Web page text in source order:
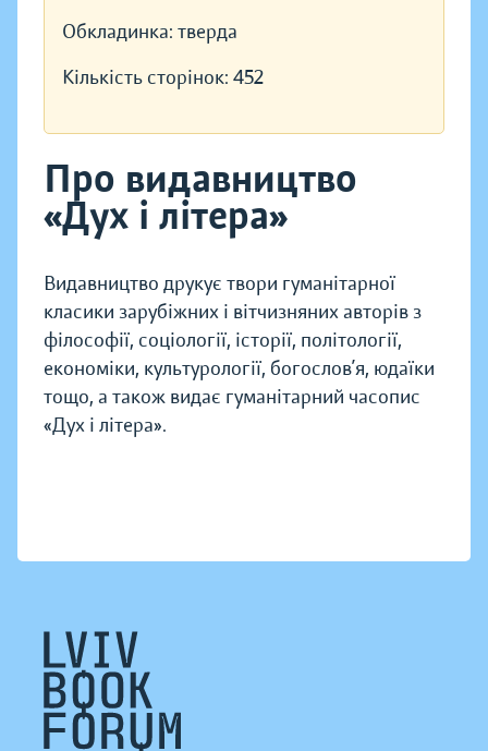
Обкладинка: тверда
Кількість сторінок: 452
Про видавництво
«Дух і літера»
Видавництво друкує твори гуманітарної
класики зарубіжних і вітчизняних авторів з
філософії, соціології, історії, політології,
економіки, культурології, богослов’я, юдаїки
тощо, а також видає гуманітарний часопис
«Дух і літера».